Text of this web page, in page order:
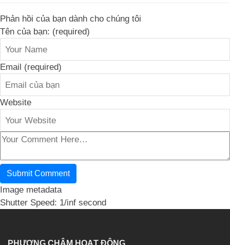
Phản hồi của bạn dành cho chúng tôi
Tên của bạn: (required)
Email (required)
Website
Image metadata
Shutter Speed: 1/inf second
PHƯƠNG CHÂM HOẠT ĐỘNG